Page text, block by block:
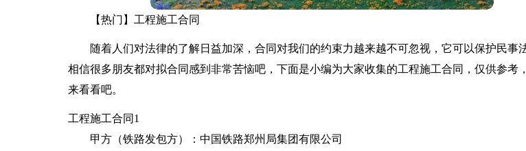
【热门】工程施工合同
随着人们对法律的了解日益加深，合同对我们的约束力越来越不可忽视，它可以保护民事
相信很多朋友都对拟合同感到非常苦恼吧，下面是小编为大家收集的工程施工合同，仅供参考
来看看吧。
工程施工合同1
甲方（铁路发包方）：中国铁路郑州局集团有限公司